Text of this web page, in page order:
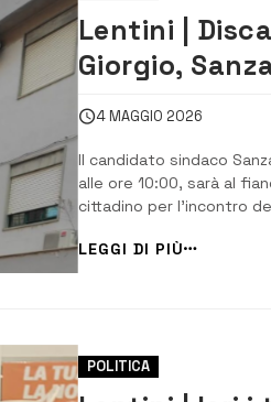
Lentini |
Giorgio,
del comitato
subito”
4 MAGGIO 2026
Il candidato sindaco
alle ore 10:00, sarà al
cittadino per l’incontro
presentare ricorso contro
fatti, implica &#...
LEGGI DI PIÙ
POLITICA